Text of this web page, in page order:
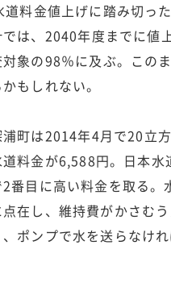
道料金値上げに踏み切っ
は、2040年度までに値
象の98％に及ぶ。この
もしれない。
町は2014年4月で20立
道料金が6,588円。日本水
2番目に高い料金を取る。
在し、維持費がかさむ
ポンプで水を送らなけ